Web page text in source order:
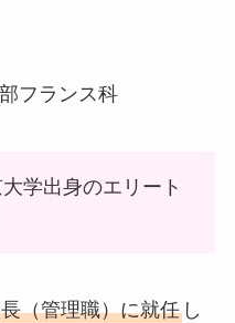
フランス科
学出身のエリート
（管理職）に就任し